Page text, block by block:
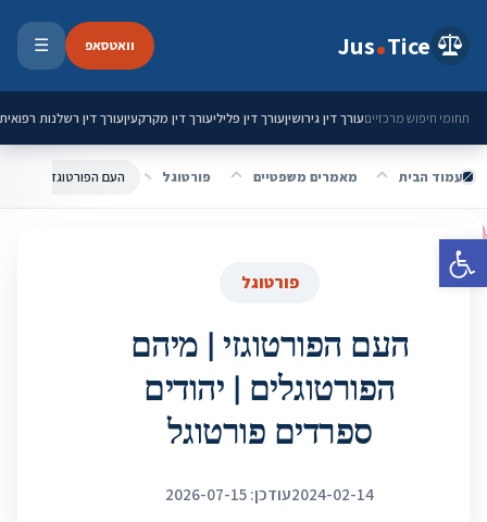
פתח סרגל נגישות
Jus Tice וואטסאפ ☰
תחומי חיפוש מרכזייםעורך דין גירושיןעורך דין פליליעורך דין מקרקעיןעורך דין רשלנות רפואית
עמוד הבית מאמרים משפטיים פורטוגל העם הפורטוגזי | מיהם
פורטוגל
העם הפורטוגזי | מיהם
הפורטוגלים | יהודים
ספרדים פורטוגל
2024-02-14עודכן: 2026-07-15